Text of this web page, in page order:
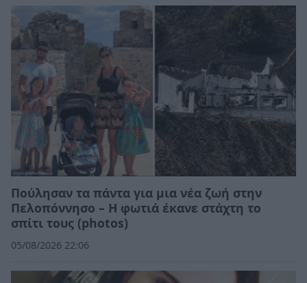
Πούλησαν τα πάντα για μια νέα ζωή στην
Πελοπόννησο – Η φωτιά έκανε στάχτη το
σπίτι τους (photos)
05/08/2026 22:06